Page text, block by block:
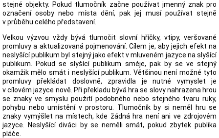
stejné objekty. Pokud tlumočník začne používat jmenný znak pro
označení osoby nebo místa dění, pak jej musí používat stejně
v průběhu celého představení.
Velkou výzvou vždy bývá tlumočit slovní hříčky, vtipy, veršované
promluvy a aktualizovaná pojmenování. Cílem je, aby jejich efekt na
neslyšící publikum byl stejný jako efekt v mluveném jazyce na slyšící
publikum. Pokud se slyšící publikum směje, pak by se ve stejný
okamžik mělo smát i neslyšící publikum. Většinou není možné tyto
promluvy překládat doslovně, zpravidla je nutné vymyslet je
v cílovém jazyce nově. Při překladu bývá hra se slovy nahrazena hrou
se znaky ve smyslu použití podobného nebo stejného tvaru ruky,
pohybu nebo umístění v prostoru. Tlumočník by si neměl hru se
znaky vymýšlet na místech, kde žádná hra není ani ve zdrojovém
jazyce. Neslyšící diváci by se neměli smát, pokud zbytek publika
pláče.